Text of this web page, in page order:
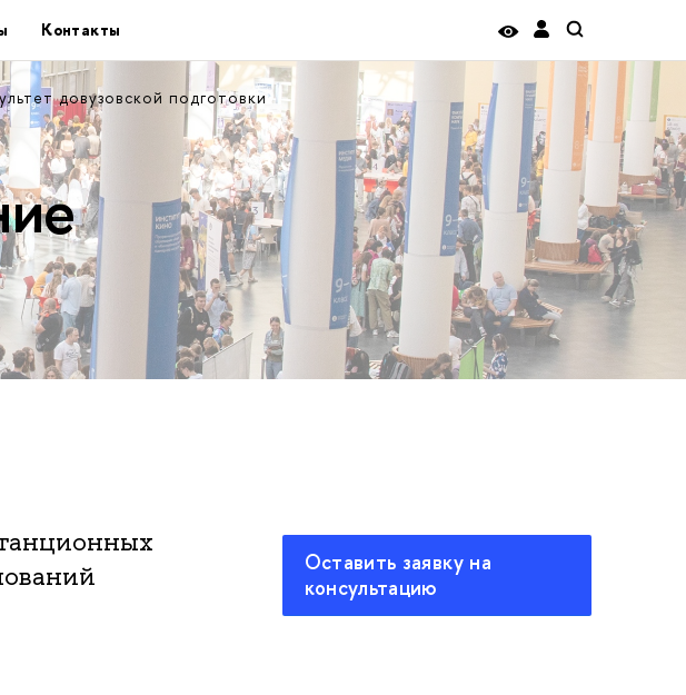
Контакты
довузовской подготовки
Оставить заявку на
консультацию